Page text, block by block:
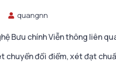
quangnn
Bưu chính Viễn thông liên
chuyển đổi điểm, xét đạt